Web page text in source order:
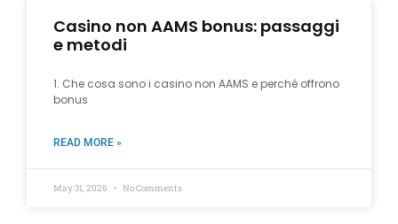
Casino non AAMS bonus: passaggi
e metodi
1. Che cosa sono i casino non AAMS e perché offrono
bonus
READ MORE »
May 31, 2026 No Comments